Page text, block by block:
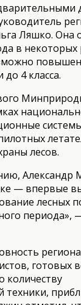
Ляшко. Она
в некоторых
4 класса.
лесов.
Александр
— впервые
лесных
периода»,
готовых
количеству